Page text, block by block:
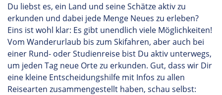
Du liebst es, ein Land und seine Schätze aktiv zu
erkunden und dabei jede Menge Neues zu erleben?
Eins ist wohl klar: Es gibt unendlich viele Möglichkeiten!
Vom Wanderurlaub bis zum Skifahren, aber auch bei
einer Rund- oder Studienreise bist Du aktiv unterwegs,
um jeden Tag neue Orte zu erkunden. Gut, dass wir Dir
eine kleine Entscheidungshilfe mit Infos zu allen
Reisearten zusammengestellt haben, schau selbst: